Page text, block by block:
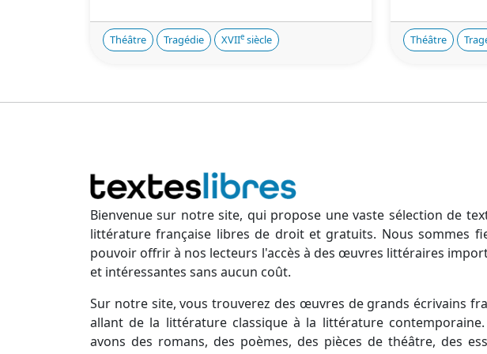
Théâtre Tragédie XVIIe siècle Théâtre
Bienvenue sur notre site, qui propose une vaste sélection de
littérature française libres de droit et gratuits. Nous sommes
pouvoir offrir à nos lecteurs l'accès à des œuvres littéraires
et intéressantes sans aucun coût.
Sur notre site, vous trouverez des œuvres de grands écrivains
allant de la littérature classique à la littérature contemporaine.
avons des romans, des poèmes, des pièces de théâtre, des